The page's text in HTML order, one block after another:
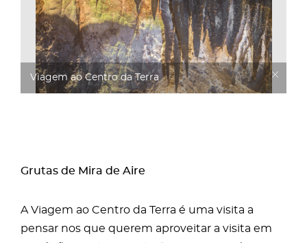
Viagem ao Centro da Terra
Grutas de Mira de Aire
A Viagem ao Centro da Terra é uma visita a
pensar nos que querem aproveitar a visita em